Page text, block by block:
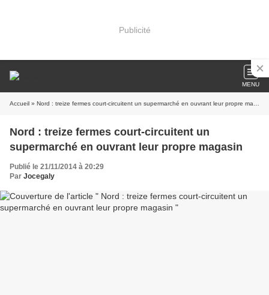
Publicité
MENU
Accueil » Nord : treize fermes court-circuitent un supermarché en ouvrant leur propre magasin
Nord : treize fermes court-circuitent un
supermarché en ouvrant leur propre magasin
Publié le 21/11/2014 à 20:29
Par Jocegaly